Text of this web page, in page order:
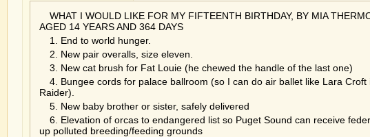
WHAT I WOULD LIKE FOR MY FIFTEENTH BIRTHDAY, BY MIA
AGED 14 YEARS AND 364 DAYS
1. End to world hunger.
2. New pair overalls, size eleven.
3. New cat brush for Fat Louie (he chewed the handle of the last one)
4. Bungee cords for palace ballroom (so I can do air ballet like Lara Croft
Raider).
5. New baby brother or sister, safely delivered
6. Elevation of orcas to endangered list so Puget Sound can receive
up polluted breeding/feeding grounds